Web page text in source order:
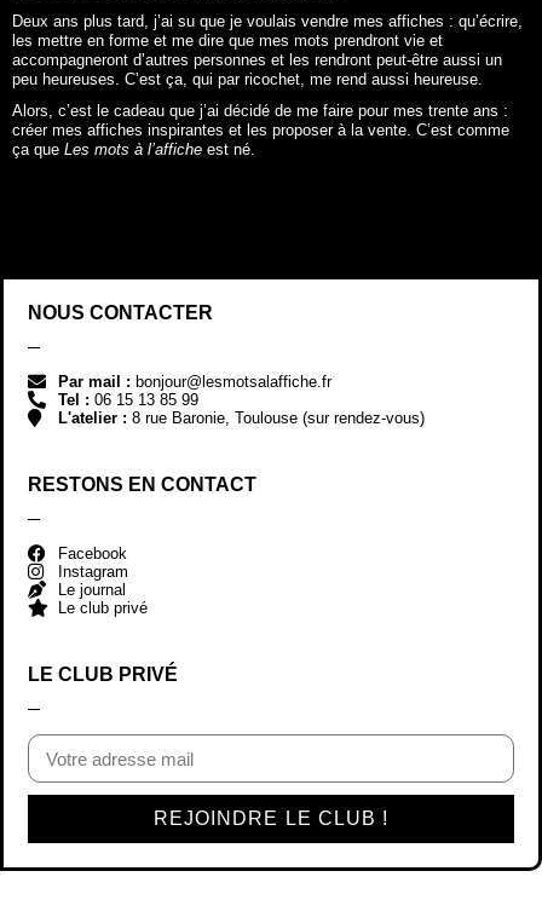
Deux ans plus tard, j’ai su que je voulais vendre mes affiches : qu’écrire,
les mettre en forme et me dire que mes mots prendront vie et
accompagneront d’autres personnes et les rendront peut-être aussi un
peu heureuses. C’est ça, qui par ricochet, me rend aussi heureuse.
Alors, c’est le cadeau que j’ai décidé de me faire pour mes trente ans :
créer mes affiches inspirantes et les proposer à la vente. C’est comme
ça que Les mots à l’affiche est né.
NOUS CONTACTER
Par mail : bonjour@lesmotsalaffiche.fr
Tel : 06 15 13 85 99
L'atelier : 8 rue Baronie, Toulouse (sur rendez-vous)
RESTONS EN CONTACT
Facebook
Instagram
Le journal
Le club privé
LE CLUB PRIVÉ
REJOINDRE LE CLUB !